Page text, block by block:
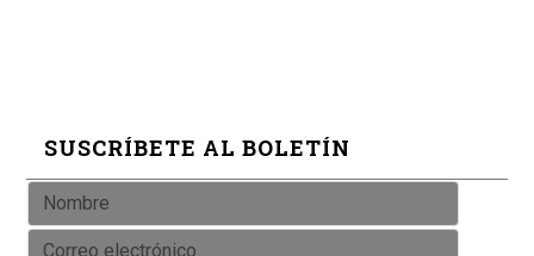
SUSCRÍBETE AL BOLETÍN